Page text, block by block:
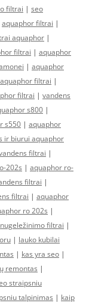
filtrai | seo
aquaphor filtrai |
aquaphor |
filtrai | aquaphor
| aquaphor
aquaphor filtrai |
filtrai | vandens
s800 |
s550 | aquaphor
ir biurui aquaphor
filtrai |
202s | aquaphor ro-
filtrai |
filtrai | aquaphor
ro 202s |
nugeležinimo filtrai |
| lauko kubilai
| kas yra seo |
remontas |
straipsniu
talpinimas | kaip